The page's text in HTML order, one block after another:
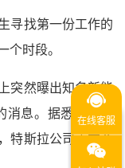
寻找第一份工作的
时段。
突然曝出知名新能
消息。据悉，这次
特斯拉公司正在全